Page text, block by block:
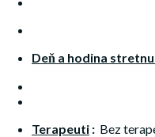
Deň a hodina
Terapeuti : Bez